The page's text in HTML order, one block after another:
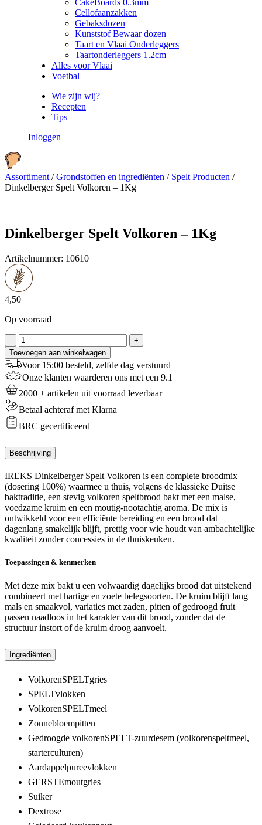
CakeBoards 0.3mm
Cellofaanzakken
Gebaksdozen
Kunststof Bewaar dozen
Taart en Vlaai Onderleggers
Taartonderleggers 1.2cm
Alles voor Vlaai
Voetbal
Wie zijn wij?
Recepten
Tips
Inloggen
Assortiment /Grondstoffen en ingrediënten / Spelt Producten /
Dinkelberger Spelt Volkoren – 1Kg
Dinkelberger Spelt Volkoren – 1Kg
Artikelnummer: 10610
4,50
Op voorraad
-
Dinkelberger
Spelt
Volkoren
-
1Kg
aantal
+
Toevoegen aan winkelwagen
Voor 15:00 besteld, zelfde dag verstuurd
Onze klanten waarderen ons met een 9.1
2000 + artikelen uit voorraad leverbaar
Betaal achteraf met Klarna
BRC gecertificeerd
Beschrijving
IREKS Dinkelberger Spelt Volkoren is een complete broodmix
(dosering 100%) waarmee u thuis, volgens de klassieke Duitse
baktraditie, een stevig volkoren speltbrood bakt met een malse,
voedzame kruim en een moutig-nootachtig aroma. De mix is
ontwikkeld voor een efficiënte bereiding en een brood dat
dagenlang smakelijk blijft, prettig voor wie houdt van ambachtelijke
kwaliteit zonder concessies in de thuiskeuken.
Toepassingen & kenmerken
Met deze mix bakt u een volwaardig dagelijks brood dat uitstekend
combineert met hartige en zoete belegsoorten. De kruim blijft lang
mals en smaakvol, variaties met zaden, pitten of gedroogd fruit
passen naadloos in het karakter van dit brood, zonder dat de
structuur instort of de kruim droog aanvoelt.
Ingrediënten
VolkorenSPELTgries
SPELTvlokken
VolkorenSPELTmeel
Zonnebloempitten
Gedroogde volkorenSPELT-zuurdesem (volkorenspeltmeel,
starterculturen)
Aardappelpureevlokken
GERSTEmoutgries
Suiker
Dextrose